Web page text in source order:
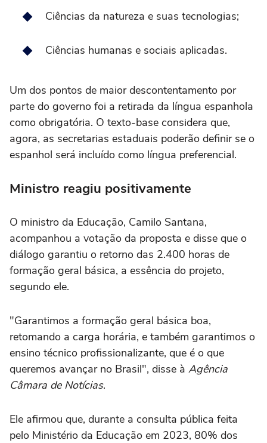
Ciências da natureza e suas tecnologias;
Ciências humanas e sociais aplicadas.
Um dos pontos de maior descontentamento por
parte do governo foi a retirada da língua espanhola
como obrigatória. O texto-base considera que,
agora, as secretarias estaduais poderão definir se o
espanhol será incluído como língua preferencial.
Ministro reagiu positivamente
O ministro da Educação, Camilo Santana,
acompanhou a votação da proposta e disse que o
diálogo garantiu o retorno das 2.400 horas de
formação geral básica, a essência do projeto,
segundo ele.
"Garantimos a formação geral básica boa,
retomando a carga horária, e também garantimos o
ensino técnico profissionalizante, que é o que
queremos avançar no Brasil", disse à Agência
Câmara de Notícias.
Ele afirmou que, durante a consulta pública feita
pelo Ministério da Educação em 2023, 80% dos